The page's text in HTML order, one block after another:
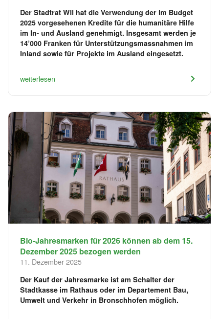
Der Stadtrat Wil hat die Verwendung der im Budget
2025 vorgesehenen Kredite für die humanitäre Hilfe
im In- und Ausland genehmigt. Insgesamt werden je
14’000 Franken für Unterstützungsmassnahmen im
Inland sowie für Projekte im Ausland eingesetzt.
weiterlesen
Bio-Jahresmarken für 2026 können ab dem 15.
Dezember 2025 bezogen werden
11. Dezember 2025
Der Kauf der Jahresmarke ist am Schalter der
Stadtkasse im Rathaus oder im Departement Bau,
Umwelt und Verkehr in Bronschhofen möglich.